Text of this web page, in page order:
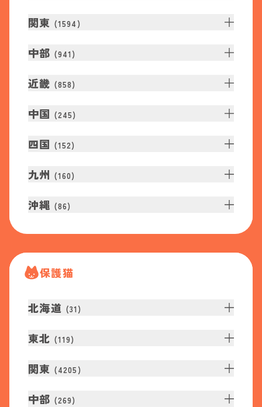
関東 (1594 )
中部 (941 )
近畿 (858)
中国 (245)
四国 (152)
九州 (160)
沖縄 (86)
保護猫
北海道 (31 )
東北 (119)
関東 (4205 )
中部 (269)